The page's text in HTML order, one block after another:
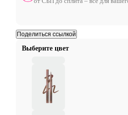
Выберите цвет
Поделиться ссылкой